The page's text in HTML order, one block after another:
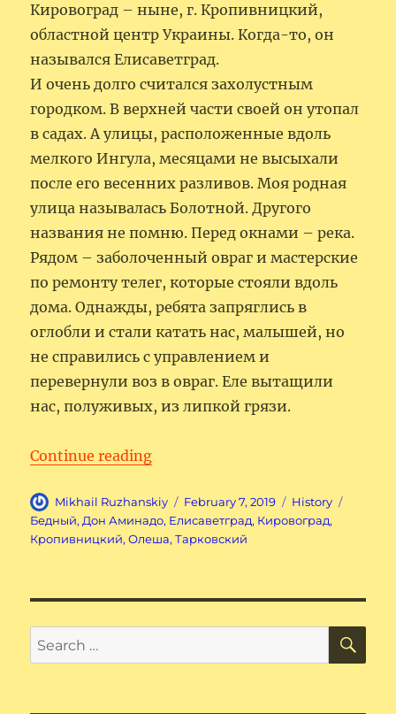
Кировоград – ныне, г. Кропивницкий,
областной центр Украины. Когда-то, он
назывался Елисаветград.
И очень долго считался захолустным
городком. В верхней части своей он утопал
в садах. А улицы, расположенные вдоль
мелкого Ингула, месяцами не высыхали
после его весенних разливов. Моя родная
улица называлась Болотной. Другого
названия не помню. Перед окнами – река.
Рядом – заболоченный овраг и мастерские
по ремонту телег, которые стояли вдоль
дома. Однажды, ребята запряглись в
оглобли и стали катать нас, малышей, но
не справились с управлением и
перевернули воз в овраг. Еле вытащили
нас, полуживых, из липкой грязи.
Continue reading“Степной город мой, родные
Author
Mikhail Ruzhanskiy
Posted
on
February 7, 2019 Categories
History
Бедный, Дон Аминадо, Елисаветград, Кировоград,
Кропивницкий,Олеша,Тарковский
Search
for: